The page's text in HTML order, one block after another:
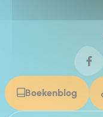
Boekenblog